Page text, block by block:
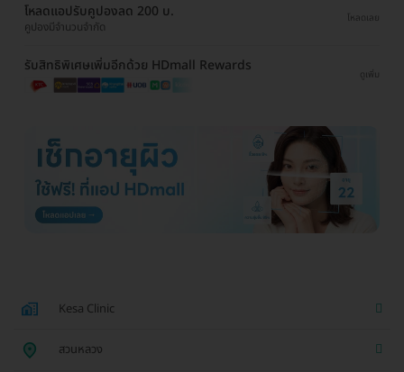
โหลดแอปรับคูปองลด 200 บ.
คูปองมีจำนวนจำกัด
โหลดเลย
รับสิทธิพิเศษเพิ่มอีกด้วย HDmall Rewards
ดูเพิ่ม
Kesa Clinic
สวนหลวง